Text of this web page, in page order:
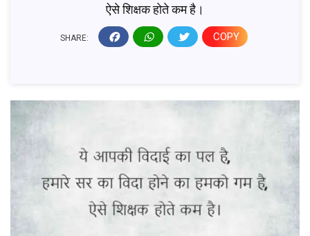
ऐसे शिक्षक होते कम है।
SHARE: COPY